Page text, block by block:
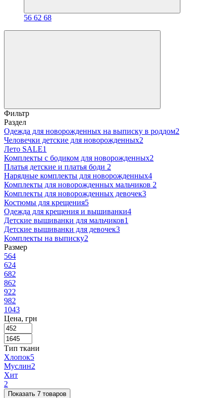
56 62 68
Фильтр
Раздел
Одежда для новорожденных на выписку в роддом2
Человечки детские для новорожденных2
Лето SALE1
Комплекты с бодиком для новорожденных2
Платья детские и платья боди 2
Нарядные комплекты для новорожденных4
Комплекты для новорожденных мальчиков 2
Комплекты для новорожденных девочек3
Костюмы для крещения5
Одежда для крещения и вышиванки4
Детские вышиванки для мальчиков1
Детские вышиванки для девочек3
Комплекты на выписку2
Размер
564
624
682
862
922
982
1043
Цена, грн
Тип ткани
Хлопок5
Муслин2
Хит
2
Показать 7 товаров